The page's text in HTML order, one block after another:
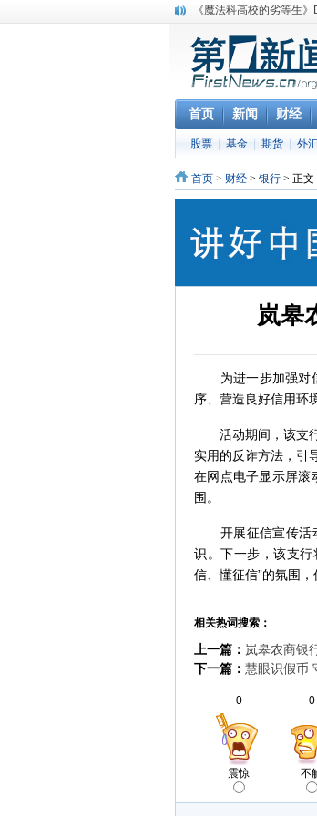
《魔法科高校的劣等生
消息称刘强东要求京东商
保健品也能吃出一身病?
煤价"跳水"电企利润"蹦高
苹果公司自建太阳能电厂
吃饭、睡觉、黑人人？
网络电商和传统出版商
英国小猫因长得像希特勒
《中二病也想谈恋爱》
首页 新闻 财经
股票 基金 期货 外
首页 > 财经 > 银行 > 正文
岚皋
为进一步加强对信
序、营造良好信用环
活动期间，该支行
实用的反诈方法，引
在网点电子显示屏滚
围。
开展征信宣传活动
识。下一步，该支
信、懂征信”的氛围
相关热词搜索：
上一篇： 岚皋农商银
下一篇： 慧眼识假币
0
震惊
0
不